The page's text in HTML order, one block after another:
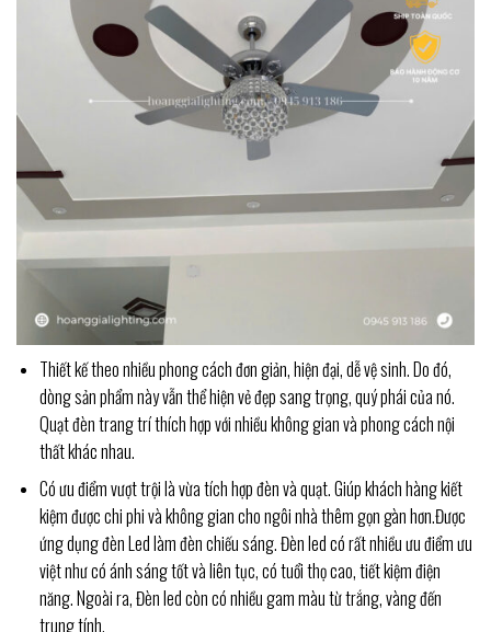
Thiết kế theo nhiều phong cách đơn giản, hiện đại, dễ vệ sinh. Do đó,
dòng sản phẩm này vẫn thể hiện vẻ đẹp sang trọng, quý phái của nó.
Quạt đèn trang trí thích hợp với nhiều không gian và phong cách nội
thất khác nhau.
Có ưu điểm vượt trội là vừa tích hợp đèn và quạt. Giúp khách hàng kiết
kiệm được chi phi và không gian cho ngôi nhà thêm gọn gàn hơn.Được
ứng dụng đèn Led làm đèn chiếu sáng. Đèn led có rất nhiều ưu điểm ưu
việt như có ánh sáng tốt và liên tục, có tuổi thọ cao, tiết kiệm điện
năng. Ngoài ra, Đèn led còn có nhiều gam màu từ trắng, vàng đến
trung tính.